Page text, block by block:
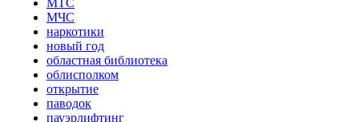
МТС
МЧС
наркотики
новый год
областная библиотека
облисполком
открытие
паводок
пауэрлифтинг